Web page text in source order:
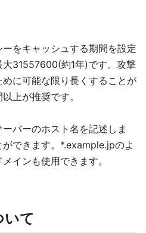
をキャッシュする期間を設定
大31557600(約1年)です。攻撃
に可能な限り長くすることが
上が推奨です。
バーのホスト名を記述しま
できます。*.example.jpのよ
インも使用できます。
て